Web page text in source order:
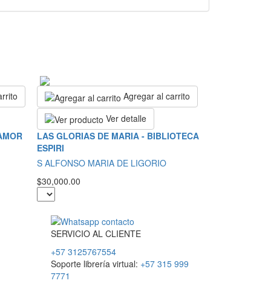
Agregar al carrito
Ver detalle
LAS GLORIAS DE MARIA - BIBLIOTECA
ESPIRI
S ALFONSO MARIA DE LIGORIO
$30,000.00
SERVICIOAL CLIENTE
+57 3125767554
Soporte librería virtual: +57 315 999
7771